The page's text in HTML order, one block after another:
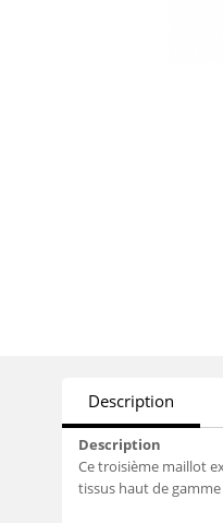
Description
Description
Ce troisième maillot
tissus haut de